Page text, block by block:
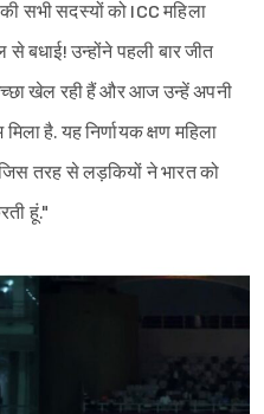
सभी सदस्यों को ICC महिला
बधाई! उन्होंने पहली बार जीत
खेल रही हैं और आज उन्हें अपनी
है. यह निर्णायक क्षण महिला
तरह से लड़कियों ने भारत को
हूं."